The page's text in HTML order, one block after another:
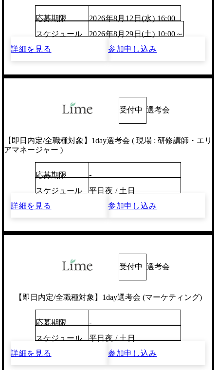
応募期限
2026年8月12日(水) 16:00
スケジュール
2026年8月29日(土) 10:00～
詳細を見る
参加申し込み
受付中 選考会
【即日内定/全職種対象】1day選考会 ( 現場 : 研修講師・エリ
アマネージャー )
応募期限
-
スケジュール
平日夜 / 土日
詳細を見る
参加申し込み
受付中 選考会
【即日内定/全職種対象】1day選考会 (マーケティング)
応募期限
-
スケジュール
平日夜 / 土日
詳細を見る
参加申し込み